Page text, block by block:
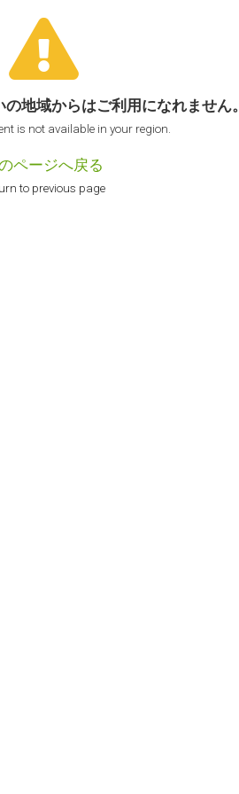
の地域からはご利用になれません。
is not available in your region.
ページへ戻る
to previous page